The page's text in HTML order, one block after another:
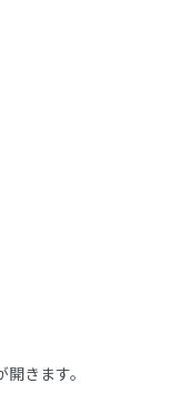
きます。